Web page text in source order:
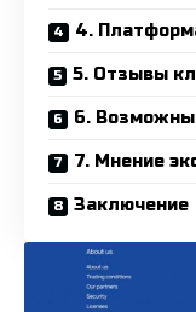
4.
5. Отзывы
6.
7. Мнение
Заключение